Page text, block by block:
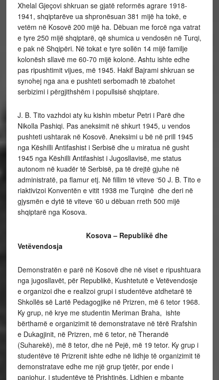
Xhelal Gjeçovi shkruan se gjatë reformës agrare 1918-
1941, shqiptarëve ua shpronësuan 381 mijë ha tokë, e
vetëm në Kosovë 200 mijë ha. Dëbuan me forcë nga vatrat
e tyre 250 mijë shqiptarë, që shumica u vendosën në Turqi,
e pak në Shqipëri. Në tokat e tyre sollën 14 mijë familje
kolonësh sllavë me 60-70 mijë kolonë. Ashtu ishte edhe
pas ripushtimit vijues, më 1945. Hakif Bajrami shkruan se
synohej nga ana e pushteti serbomadh të zbatohet
serbizimi i përgjithshëm i popullsisë shqiptare.
J. B. Tito vazhdoi aty ku kishin mbetur Petri i Parë dhe
Nikolla Pashiqi. Pas aneksimit në shkurt 1945, u vendos
pushteti ushtarak në Kosovë. Aneksimi u bë në prill 1945
nga Këshilli Antifashist i Serbisë dhe u miratua në gusht
1945 nga Këshilli Antifashist i Jugosllavisë, me status
autonom në kuadër të Serbisë, pa të drejtë gjuhe në
administratë, pa flamur etj. Në fillim të viteve ‘50 J. B. Tito e
riaktivizoi Konventën e vitit 1938 me Turqinë dhe deri në
gjysmën e dytë të viteve ‘60 u dëbuan rreth 500 mijë
shqiptarë nga Kosova.
Kosova – Republikë dhe
Vetëvendosja
Demonstratën e parë në Kosovë dhe në viset e ripushtuara
nga jugosllavët, për Republikë, Kushtetutë e Vetëvendosje
e organizoi dhe e realizoi grupi i studentëve atdhetarë të
Shkollës së Lartë Pedagogjike në Prizren, më 6 tetor 1968.
Ky grup, në krye me studentin Meriman Braha, ishte
bërthamë e organizimit të demonstratave në tërë Rrafshin
e Dukagjinit, në Prizren, më 6 tetor, në Therandë
(Suharekë), më 8 tetor, dhe në Pejë, më 19 tetor. Ky grup i
studentëve të Prizrenit ishte edhe në lidhje të organizimit të
demonstratave edhe me një grup tjetër, por ende i
panjohur, i studentëve të Prishtinës. Lidhjen e mbante